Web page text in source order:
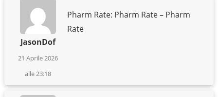
JasonDof
21 Aprile 2026
alle 23:18
Pharm Rate: Pharm Rate – Pharm
Rate